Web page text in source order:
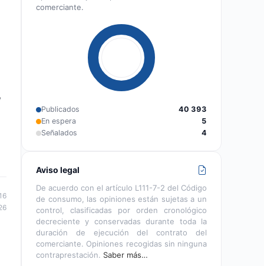
comerciante.
Publicados
40 393
En espera
5
Señalados
4
Aviso legal
De acuerdo con el artículo L111-7-2 del Código
de consumo, las opiniones están sujetas a un
control, clasificadas por orden cronológico
decreciente y conservadas durante toda la
duración de ejecución del contrato del
comerciante. Opiniones recogidas sin ninguna
contraprestación. Saber más…